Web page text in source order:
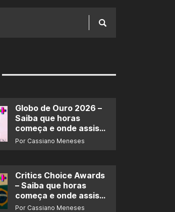
Globo de Ouro 2026 –
Saiba que horas
começa e onde assistir
ao prêmio
Por Cassiano Meneses
Critics Choice Awards
– Saiba que horas
começa e onde assistir
ao prêmio
Por Cassiano Meneses